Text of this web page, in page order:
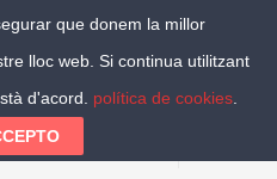
que donem la millor
lloc web. Si continua utilitzant
d'acord. política de cookies.